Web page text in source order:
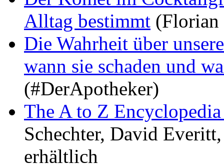
Alltag bestimmt (Florian
Die Wahrheit über
wann sie schaden und
(#DerApotheker)
The A to Z
Schechter, David
erhältlich